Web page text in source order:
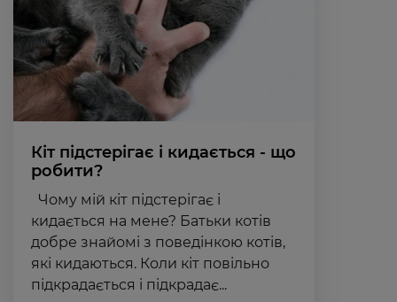
Кіт підстерігає і кидається - що
робити?
Чому мій кіт підстерігає і
кидається на мене? Батьки котів
добре знайомі з поведінкою котів,
які кидаються. Коли кіт повільно
підкрадається і підкрадає...